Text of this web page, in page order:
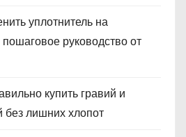
уплотнитель на
руководство от
купить гравий и
без лишних хлопот